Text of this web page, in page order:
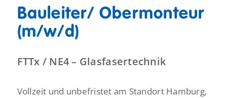
Bauleiter/ Obermonteur
(m/w/d)
FTTx / NE4 – Glasfasertechnik
Vollzeit und unbefristet am Standort Hamburg,